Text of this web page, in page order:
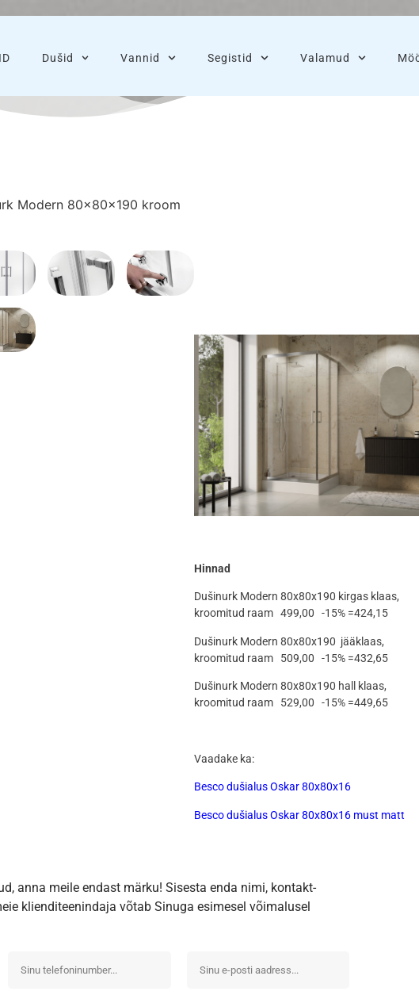
Dušid Vannid Segistid Valamud
Modern 80x80x190 kroom
Hinnad
Dušinurk Modern 80x80x190 kirgas klaas,
kroomitud raam 499,00 -15% =424,15
Dušinurk Modern 80x80x190 jääklaas,
kroomitud raam 509,00 -15% =432,65
Dušinurk Modern 80x80x190 hall klaas,
kroomitud raam 529,00 -15% =449,65
Vaadake ka:
Besco dušialus Oskar 80x80x16
Besco dušialus Oskar 80x80x16 must matt
anna meile endast märku! Sisesta enda nimi, kontakt-
klienditeenindaja võtab Sinuga esimesel võimalusel